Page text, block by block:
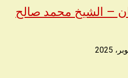
– الشيخ محمد صالح